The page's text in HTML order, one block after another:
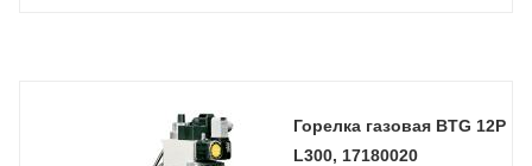
Горелка газовая BTG 12P
L300, 17180020